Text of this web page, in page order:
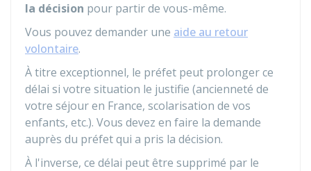
la décision pour partir de vous-même.
Vous pouvez demander une aide au retour
volontaire.
À titre exceptionnel, le préfet peut prolonger ce
délai si votre situation le justifie (ancienneté de
votre séjour en France, scolarisation de vos
enfants, etc.). Vous devez en faire la demande
auprès du préfet qui a pris la décision.
À l'inverse, ce délai peut être supprimé par le